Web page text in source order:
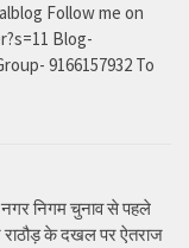
Follow me on
Blog-
9166157932 To
निगम चुनाव से पहले
राठौड़ के दखल पर ऐतराज